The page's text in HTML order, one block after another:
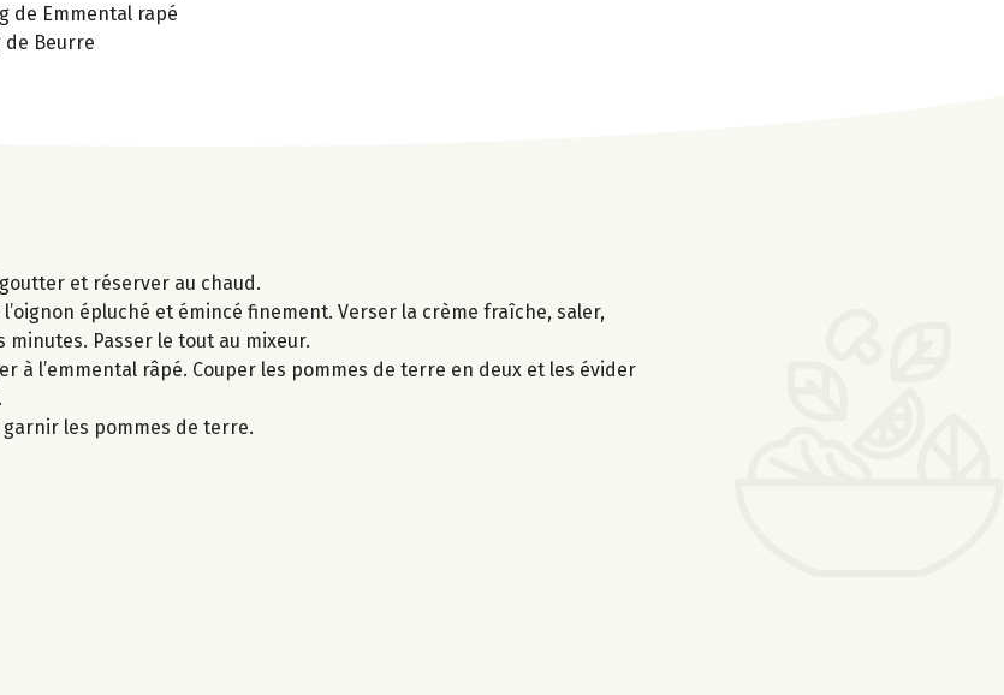
de Emmental rapé
de Beurre
et réserver au chaud.
épluché et émincé finement. Verser la crème fraîche, saler,
Passer le tout au mixeur.
à l’emmental râpé. Couper les pommes de terre en deux et les évider
les pommes de terre.